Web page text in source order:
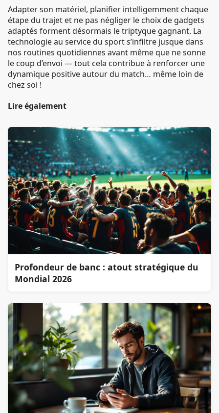
Adapter son matériel, planifier intelligemment chaque
étape du trajet et ne pas négliger le choix de gadgets
adaptés forment désormais le triptyque gagnant. La
technologie au service du sport s’infiltre jusque dans
nos routines quotidiennes avant même que ne sonne
le coup d’envoi — tout cela contribue à renforcer une
dynamique positive autour du match… même loin de
chez soi !
Lire également
Profondeur de banc : atout stratégique du
Mondial 2026